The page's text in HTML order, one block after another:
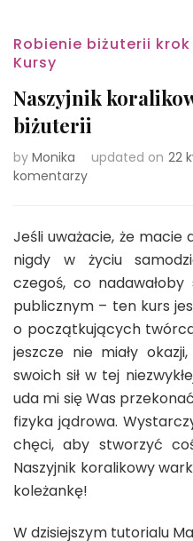
Robienie biżuterii
Kursy
Naszyjnik
biżuterii
by Monika updated on 22
komentarzydo
warkocz
–
kurs
biżuterii
Jeśli uważacie, że
nigdy w życiu
czegoś, co
publicznym – ten kurs
o początkujących
jeszcze nie miały
swoich sił w tej
uda mi się Was
fizyka jądrowa.
chęci, aby stworzyć
Naszyjnik koralikowy
koleżankę!
W dzisiejszym tutorialu